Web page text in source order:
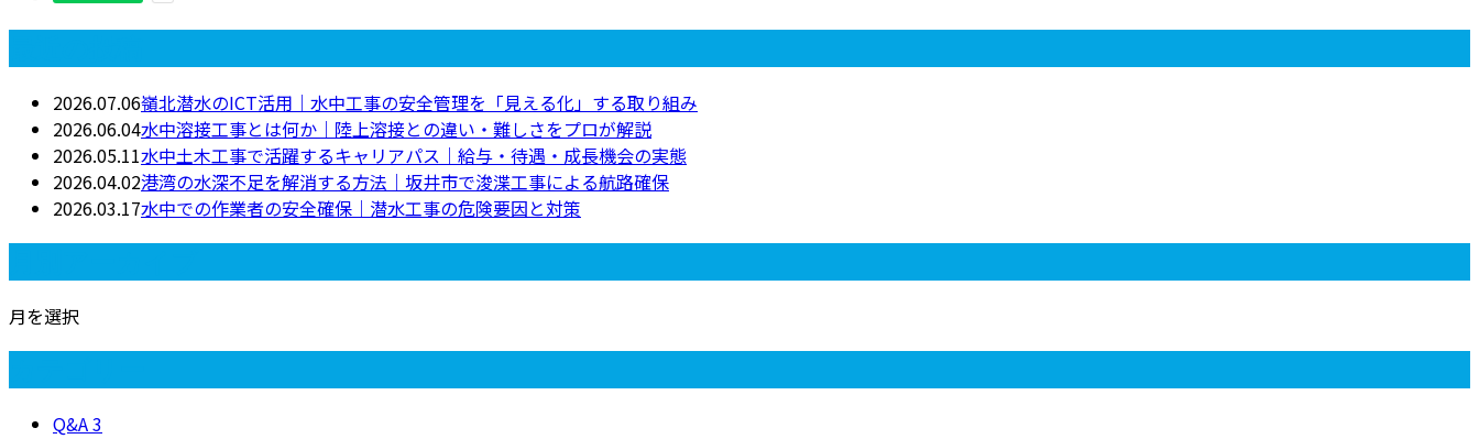
2026.07.06嶺北潜水のICT活用｜水中工事の安全管理を「見える化」する取り組み
2026.06.04水中溶接工事とは何か｜陸上溶接との違い・難しさをプロが解説
2026.05.11水中土木工事で活躍するキャリアパス｜給与・待遇・成長機会の実態
2026.04.02港湾の水深不足を解消する方法｜坂井市で浚渫工事による航路確保
2026.03.17水中での作業者の安全確保｜潜水工事の危険要因と対策
月を選択
Q&A3